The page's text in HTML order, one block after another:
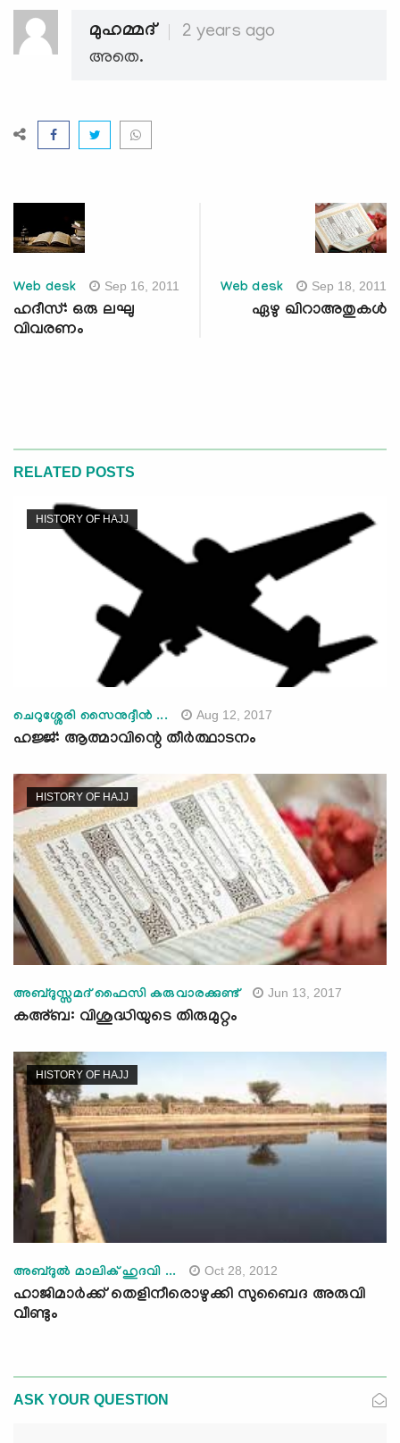
മുഹമ്മദ്‌
2 years ago
അതെ.
Web desk Sep 16, 2011
ഹദീസ്: ഒരു ലഘു
വിവരണം
Web desk Sep 18, 2011
ഏഴു ഖിറാഅതുകള്‍
RELATED POSTS
HISTORY OF HAJJ
ചെറുശ്ശേരി സൈനുദ്ദീന്‍ ... Aug 12, 2017
ഹജ്ജ്: ആത്മാവിന്റെ തീര്‍ത്ഥാടനം
HISTORY OF HAJJ
അബ്ദുസ്സമദ് ഫൈസി കരുവാരക്കുണ്ട്‌ Jun 13, 2017
കഅ്ബ: വിശുദ്ധിയുടെ തിരുമുറ്റം
HISTORY OF HAJJ
അബ്ദുല്‍ മാലിക് ഹുദവി ... Oct 28, 2012
ഹാജിമാര്‍ക്ക് തെളിനീരൊഴുക്കി സുബൈദ അരുവി
വീണ്ടും
ASK YOUR QUESTION